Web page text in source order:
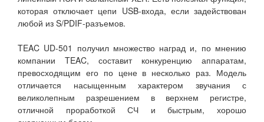
которая отключает цепи USB-входа, если задействован
любой из S/PDIF-разъемов.
TEAC UD-501 получил множество наград и, по мнению
компании TEAC, составит конкуренцию аппаратам,
превосходящим его по цене в несколько раз. Модель
отличается насыщенным характером звучания с
великолепным разрешением в верхнем регистре,
отличной проработкой СЧ и быстрым, хорошо